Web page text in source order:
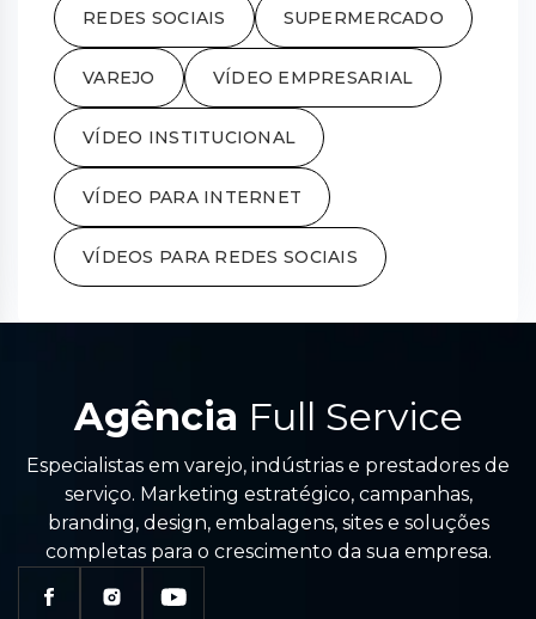
REDES SOCIAIS SUPERMERCADO
VAREJO VÍDEO EMPRESARIAL
VÍDEO INSTITUCIONAL
VÍDEO PARA INTERNET
VÍDEOS PARA REDES SOCIAIS
Agência Full Service
Especialistas em varejo, indústrias e prestadores de
serviço. Marketing estratégico, campanhas,
branding, design, embalagens, sites e soluções
completas para o crescimento da sua empresa.